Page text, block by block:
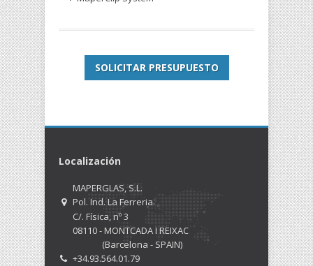
SOLICITAR PRESUPUESTO
Localización
MAPERGLAS, S.L.
Pol. Ind. La Ferreria
C/. Física, nº 3
08110 - MONTCADA I REIXAC
(Barcelona - SPAIN)
+34.93.564.01.79